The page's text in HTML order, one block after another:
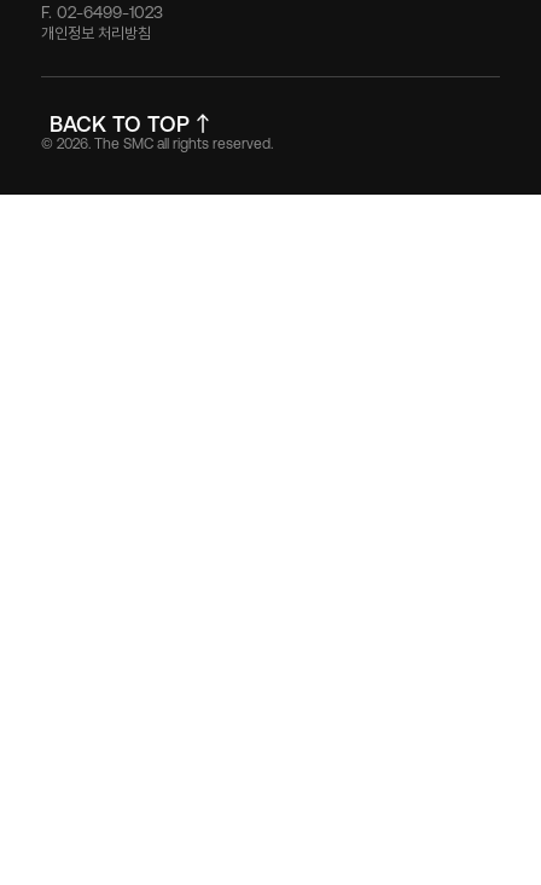
F. 02-6499-1023
개인정보 처리방침
© 2026. The SMC all rights reserved.
BACK TO TOP